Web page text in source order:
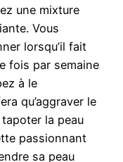
une mixture
Vous
lorsqu’il fait
fois par semaine
à le
qu’aggraver le
la peau
passionnant
sa peau